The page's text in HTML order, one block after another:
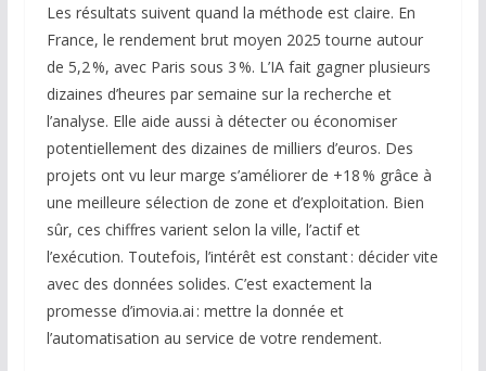
Les résultats suivent quand la méthode est claire. En
France, le rendement brut moyen 2025 tourne autour
de 5,2 %, avec Paris sous 3 %. L’IA fait gagner plusieurs
dizaines d’heures par semaine sur la recherche et
l’analyse. Elle aide aussi à détecter ou économiser
potentiellement des dizaines de milliers d’euros. Des
projets ont vu leur marge s’améliorer de +18 % grâce à
une meilleure sélection de zone et d’exploitation. Bien
sûr, ces chiffres varient selon la ville, l’actif et
l’exécution. Toutefois, l’intérêt est constant : décider vite
avec des données solides. C’est exactement la
promesse d’imovia.ai : mettre la donnée et
l’automatisation au service de votre rendement.